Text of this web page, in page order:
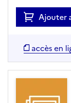
Ajouter
accès en